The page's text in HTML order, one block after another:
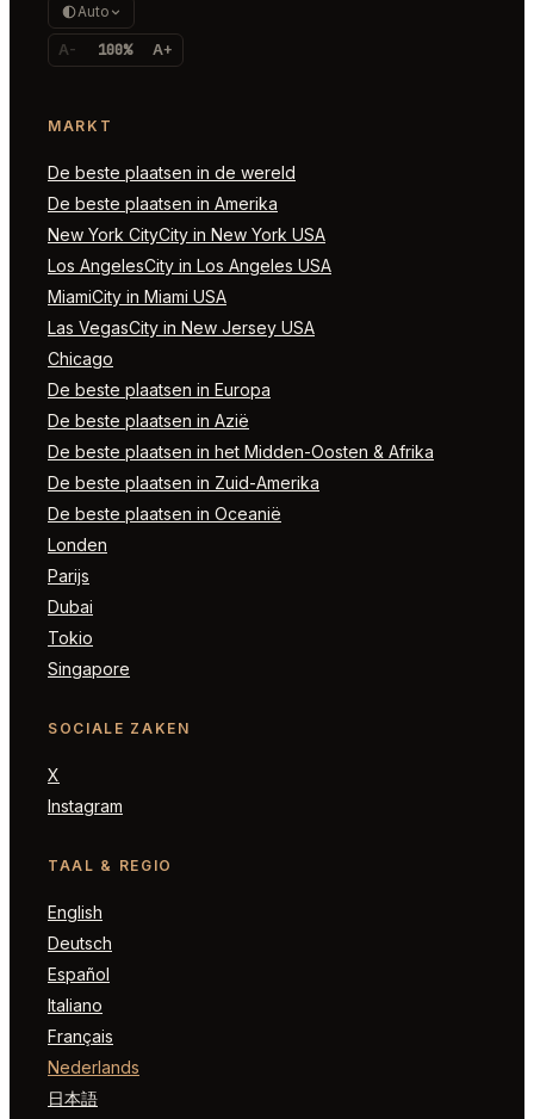
Auto
A- 100% A+
MARKT
De beste plaatsen in de wereld
De beste plaatsen in Amerika
New York CityCity in New York USA
Los AngelesCity in Los Angeles USA
MiamiCity in Miami USA
Las VegasCity in New Jersey USA
Chicago
De beste plaatsen in Europa
De beste plaatsen in Azië
De beste plaatsen in het Midden-Oosten & Afrika
De beste plaatsen in Zuid-Amerika
De beste plaatsen in Oceanië
Londen
Parijs
Dubai
Tokio
Singapore
SOCIALE ZAKEN
X
Instagram
TAAL & REGIO
English
Deutsch
Español
Italiano
Français
Nederlands
日本語